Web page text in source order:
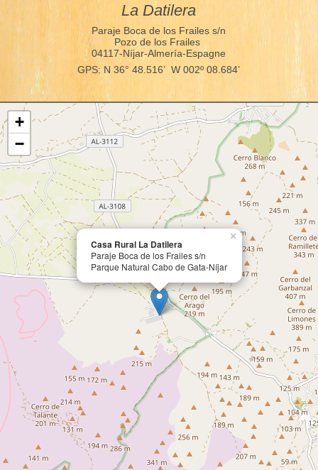
La Datilera
Paraje Boca de los Frailes s/n
Pozo de los Frailes
04117-Níjar-Almería-Espagne
GPS: N 36° 48.516’ W 002º 08.684’
Casa Rural La Datilera
Paraje Boca de los Frailes s/n
Parque Natural Cabo de Gata-Níjar
×
+
−